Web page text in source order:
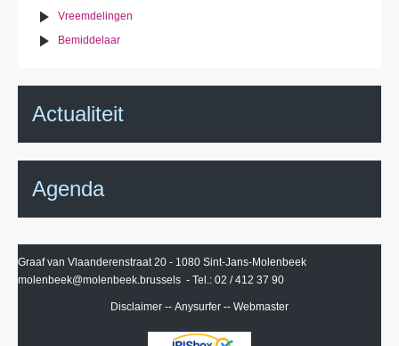
Vreemdelingen
Bemiddelaar
Actualiteit
Agenda
Graaf van Vlaanderenstraat 20 - 1080 Sint-Jans-Molenbeek
molenbeek@molenbeek.brussels - Tel.: 02 / 412 37 90
Disclaimer -- Anysurfer -- Webmaster